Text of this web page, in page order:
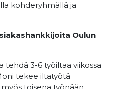
kohderyhmällä ja
Oulun
tehdä 3-6 työiltaa viikossa
tekee iltatyötä
toisena työnään